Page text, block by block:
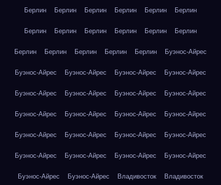
Берлин Берлин Берлин Берлин Берлин Берлин
Берлин Берлин Берлин Берлин Берлин Берлин
Берлин Берлин Берлин Берлин Берлин Буэнос-Айрес
Буэнос-Айрес Буэнос-Айрес Буэнос-Айрес Буэнос-Айрес
Буэнос-Айрес Буэнос-Айрес Буэнос-Айрес Буэнос-Айрес
Буэнос-Айрес Буэнос-Айрес Буэнос-Айрес Буэнос-Айрес
Буэнос-Айрес Буэнос-Айрес Буэнос-Айрес Буэнос-Айрес
Буэнос-Айрес Буэнос-Айрес Буэнос-Айрес Буэнос-Айрес
Буэнос-Айрес Буэнос-Айрес Владивосток Владивосток